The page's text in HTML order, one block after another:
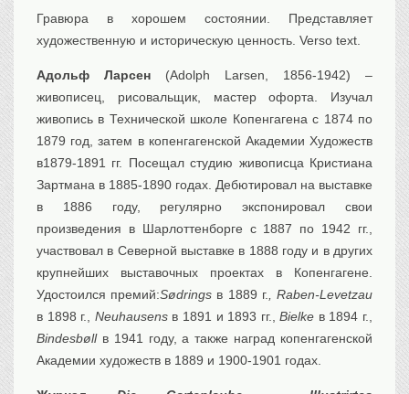
Гравюра в хорошем состоянии. Представляет
художественную и историческую ценность. Verso text.
Адольф Ларсен (Adolph Larsen, 1856-1942) –
живописец, рисовальщик, мастер офорта. Изучал
живопись в Технической школе Копенгагена с 1874 по
1879 год, затем в копенгагенской Академии Художеств
в1879-1891 гг. Посещал студию живописца Кристиана
Зартмана в 1885-1890 годах. Дебютировал на выставке
в 1886 году, регулярно экспонировал свои
произведения в Шарлоттенборге с 1887 по 1942 гг.,
участвовал в Северной выставке в 1888 году и в других
крупнейших выставочных проектах в Копенгагене.
Удостоился премий:Sødrings в 1889 г.
, Raben-Levetzau
в 1898 г., Neuhausensв 1891 и 1893 гг.,Bielke в 1894 г.,
Bindesbøllв 1941 году, а также наград копенгагенской
Академии художеств в 1889 и 1900-1901 годах.